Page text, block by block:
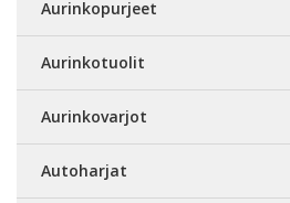
Aurinkopurjeet
Aurinkotuolit
Aurinkovarjot
Autoharjat